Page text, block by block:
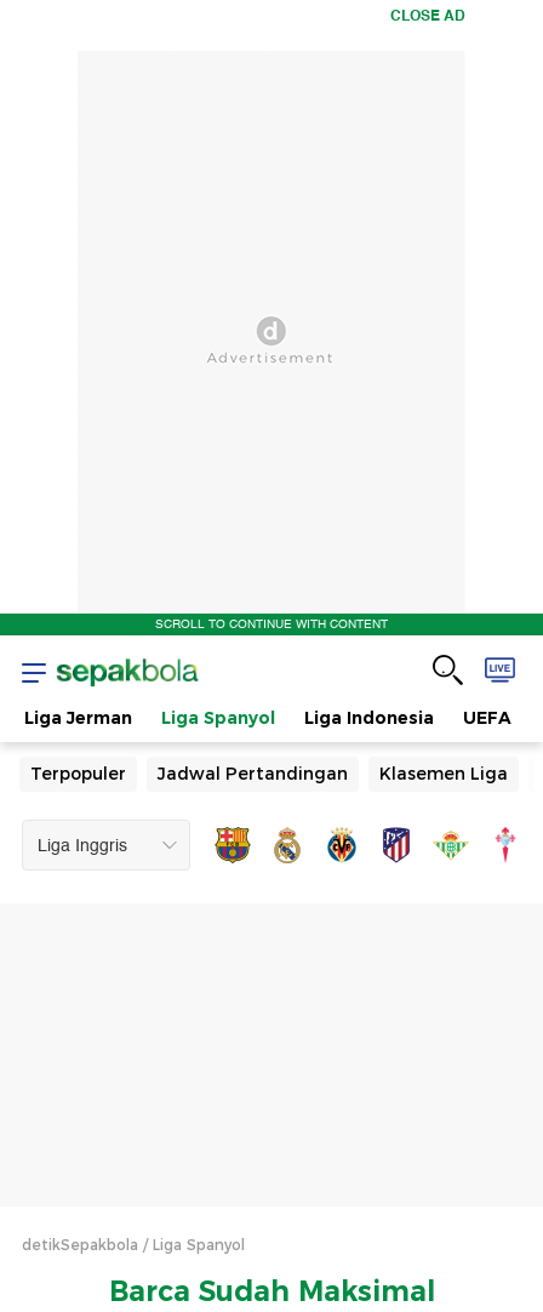
CLOSE AD
SCROLL TO CONTINUE WITH CONTENT
Liga Jerman Liga Spanyol Liga Indonesia UEFA
Terpopuler Jadwal Pertandingan Klasemen Liga
detikSepakbola Liga Spanyol
Barca Sudah Maksimal